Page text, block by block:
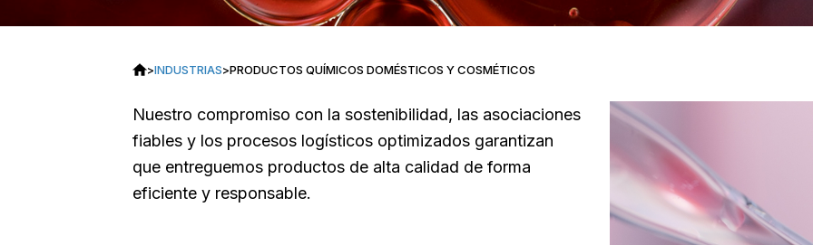
>INDUSTRIAS>PRODUCTOS QUÍMICOS DOMÉSTICOS Y COSMÉTICOS
Nuestro compromiso con la sostenibilidad, las asociaciones
fiables y los procesos logísticos optimizados garantizan
que entreguemos productos de alta calidad de forma
eficiente y responsable.